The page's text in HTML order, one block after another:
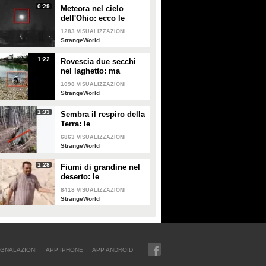
0:29
Meteora nel cielo
dell'Ohio: ecco le
spettacolari immagini
1283 VISUALIZZAZIONI
StrangeWorld
1:22
Rovescia due secchi
nel laghetto: ma
guardate dopo
cos'accade
1098 VISUALIZZAZIONI
StrangeWorld
1:33
Sembra il respiro della
Terra: le
impressionanti
immagini
6863 VISUALIZZAZIONI
StrangeWorld
1:28
Fiumi di grandine nel
deserto: le
apocalittiche immagini
provenienti dall'Iraq
8418 VISUALIZZAZIONI
StrangeWorld
APP IPHONE APP ANDROID